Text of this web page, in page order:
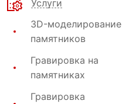
Услуги
3D-моделирование
памятников
Гравировка на
памятниках
Гравировка